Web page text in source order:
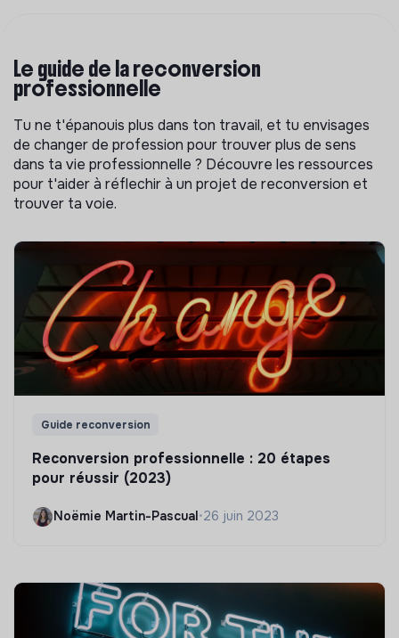
Le guide de la reconversion
professionnelle
Tu ne t'épanouis plus dans ton travail, et tu envisages
de changer de profession pour trouver plus de sens
dans ta vie professionnelle ? Découvre les ressources
pour t'aider à réflechir à un projet de reconversion et
trouver ta voie.
Guide reconversion
Reconversion professionnelle : 20 étapes
pour réussir (2023)
Noëmie Martin-Pascual •26 juin 2023